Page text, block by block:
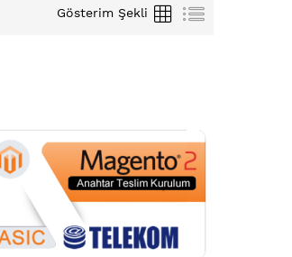
Gösterim Şekli IzgaraListe